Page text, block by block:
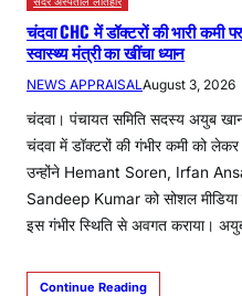
चंदवा CHC में डॉक्टरों की भारी
स्वास्थ्य मंत्री का खींचा ध्यान
NEWS APPRAISAL August 3, 2026
चंदवा। पंचायत समिति सदस्य अयुब
चंदवा में डॉक्टरों की गंभीर कमी को
उन्होंने Hemant Soren, Irfan
Sandeep Kumar को सोशल मीडिया
इस गंभीर स्थिति से अवगत कराया।
Continue Reading